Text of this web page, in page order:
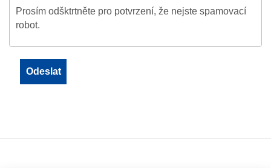
Prosím odšktrtněte pro potvrzení, že nejste spamovací
robot.